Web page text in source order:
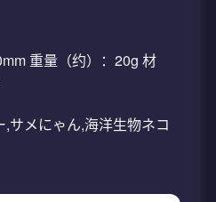
重量（约）：20g 材
サメにゃん,海洋生物ネコ